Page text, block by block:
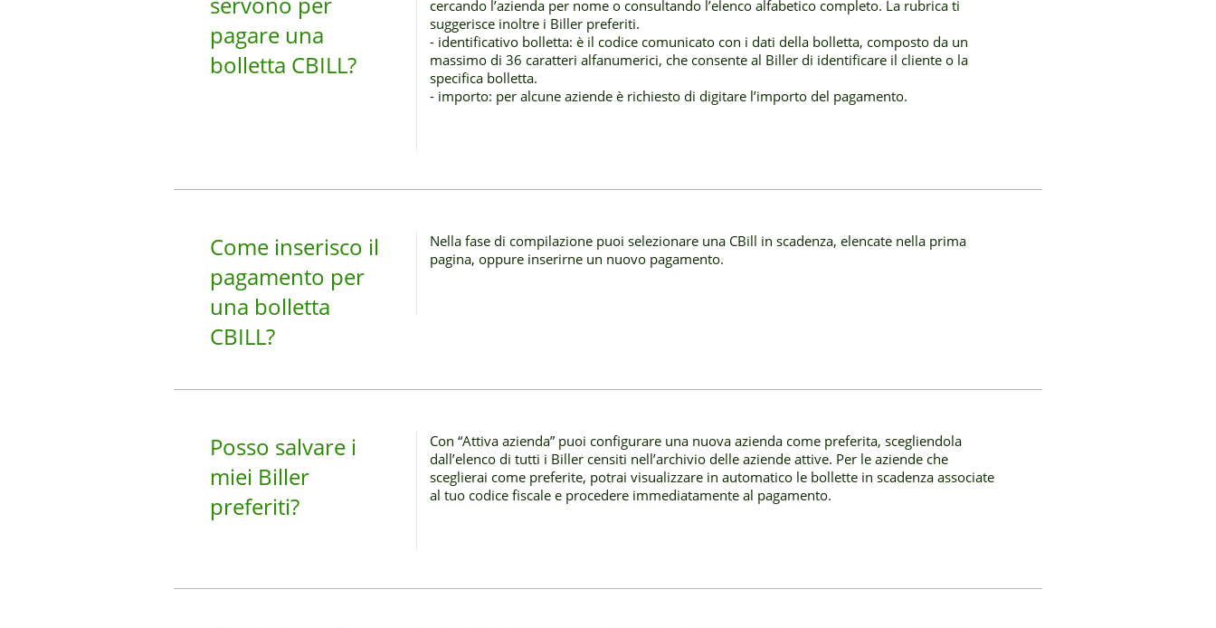
pagare una
bolletta CBILL?
cercando l’azienda per nome o consultando l’elenco alfabetico completo. La rubrica ti
suggerisce inoltre i Biller preferiti.
- identificativo bolletta: è il codice comunicato con i dati della bolletta, composto da un
massimo di 36 caratteri alfanumerici, che consente al Biller di identificare il cliente o la
specifica bolletta.
- importo: per alcune aziende è richiesto di digitare l’importo del pagamento.
Come inserisco il
pagamento per
una bolletta
CBILL?
Nella fase di compilazione puoi selezionare una CBill in scadenza, elencate nella prima
pagina, oppure inserirne un nuovo pagamento.
Posso salvare i
miei Biller
preferiti?
Con “Attiva azienda” puoi configurare una nuova azienda come preferita, scegliendola
dall’elenco di tutti i Biller censiti nell’archivio delle aziende attive. Per le aziende che
sceglierai come preferite, potrai visualizzare in automatico le bollette in scadenza associate
al tuo codice fiscale e procedere immediatamente al pagamento.